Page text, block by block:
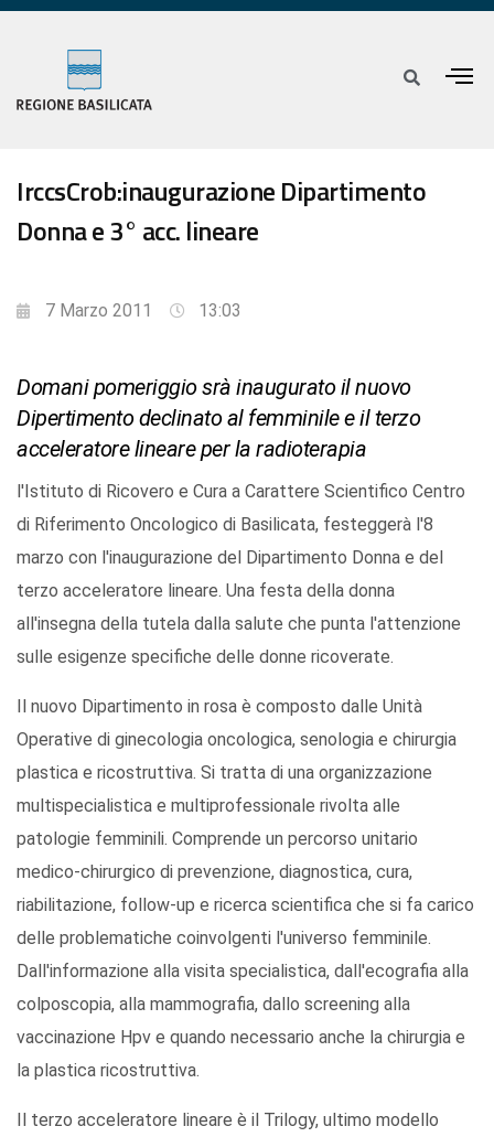
IrccsCrob:inaugurazione Dipartimento
Donna e 3° acc. lineare
7 Marzo 2011 13:03
Domani pomeriggio srà inaugurato il nuovo
Dipertimento declinato al femminile e il terzo
acceleratore lineare per la radioterapia
l'Istituto di Ricovero e Cura a Carattere Scientifico Centro
di Riferimento Oncologico di Basilicata, festeggerà l'8
marzo con l'inaugurazione del Dipartimento Donna e del
terzo acceleratore lineare. Una festa della donna
all'insegna della tutela dalla salute che punta l'attenzione
sulle esigenze specifiche delle donne ricoverate.
Il nuovo Dipartimento in rosa è composto dalle Unità
Operative di ginecologia oncologica, senologia e chirurgia
plastica e ricostruttiva. Si tratta di una organizzazione
multispecialistica e multiprofessionale rivolta alle
patologie femminili. Comprende un percorso unitario
medico-chirurgico di prevenzione, diagnostica, cura,
riabilitazione, follow-up e ricerca scientifica che si fa carico
delle problematiche coinvolgenti l'universo femminile.
Dall'informazione alla visita specialistica, dall'ecografia alla
colposcopia, alla mammografia, dallo screening alla
vaccinazione Hpv e quando necessario anche la chirurgia e
la plastica ricostruttiva.
Il terzo acceleratore lineare è il Trilogy, ultimo modello